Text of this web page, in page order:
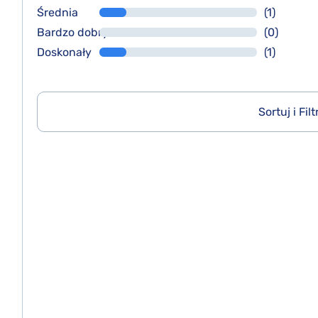
Średnia
(1)
Bardzo dobry
(0)
Doskonały
(1)
Sortuj i